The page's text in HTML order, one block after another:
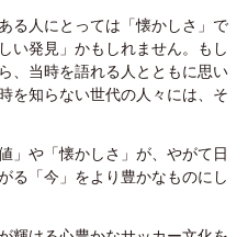
る人にとっては「懐かしさ」で
い発見」かもしれません。もし
、当時を語れる人とともに思い
を知らない世代の人々には、そ
」や「懐かしさ」が、やがて日
る「今」をより豊かなものにし